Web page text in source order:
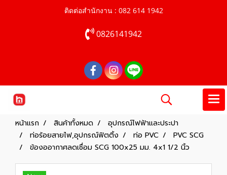
ติดต่อสำนักงาน : 082 614 1942
0826141942
หน้าแรก สินค้าทั้งหมด
อุปกรณ์ไฟฟ้าและประปา
ท่อร้อยสายไฟ,อุปกรณ์ฟิตติ้ง
ท่อ PVC
PVC SCG
ข้องออากาศลดเชื่อม SCG 100x25 มม. 4x1 1/2 นิ้ว